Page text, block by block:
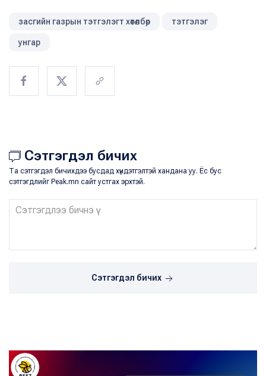
засгийн газрын тэтгэлэгт хөтөлбөр тэтгэлэг
унгар
Сэтгэгдэл бичих
Та сэтгэгдэл бичихдээ бусдад хүндэтгэлтэй хандана уу. Ёс бус
сэтгэгдлийг Peak.mn сайт устгах эрхтэй.
Сэтгэгдэл бичих